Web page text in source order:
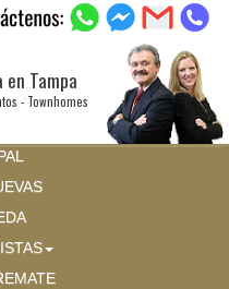
en Tampa
- Townhomes